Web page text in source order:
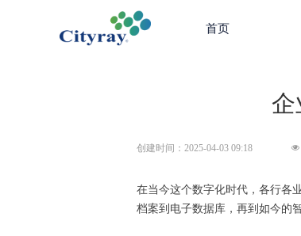
首页
企
在当今这个数字化时代，各行各
档案到电子数据库，再到如今的
创建时间： 2025-04-03 09:18 넶